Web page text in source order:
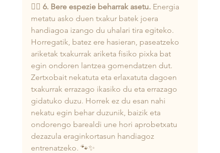
🏃‍♂️ 6. Bere espezie beharrak asetu. Energia
metatu asko duen txakur batek joera
handiagoa izango du uhalari tira egiteko.
Horregatik, batez ere hasieran, paseatzeko
ariketak txakurrak ariketa fisiko pixka bat
egin ondoren lantzea gomendatzen dut.
Zertxobait nekatuta eta erlaxatuta dagoen
txakurrak errazago ikasiko du eta errazago
gidatuko duzu. Horrek ez du esan nahi
nekatu egin behar duzunik, baizik eta
ondorengo barealdi une hori aprobetxatu
dezazula eraginkortasun handiagoz
entrenatzeko. 🐾✨